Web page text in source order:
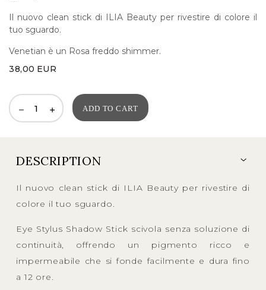
Il nuovo clean stick di ILIA Beauty per rivestire di colore il
tuo sguardo.
Venetian è un Rosa freddo shimmer.
38,00 EUR
ADD TO CART
DESCRIPTION
Il nuovo clean stick di ILIA Beauty per rivestire di
colore il tuo sguardo.
Eye Stylus Shadow Stick scivola senza soluzione di
continuità, offrendo un pigmento ricco e
impermeabile che si fonde facilmente e dura fino
a 12 ore.